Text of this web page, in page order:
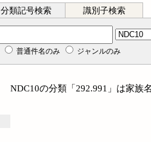
分類記号検索 識別子検索
普通件名のみ ジャンルのみ
NDC10の分類「292.991」は家族